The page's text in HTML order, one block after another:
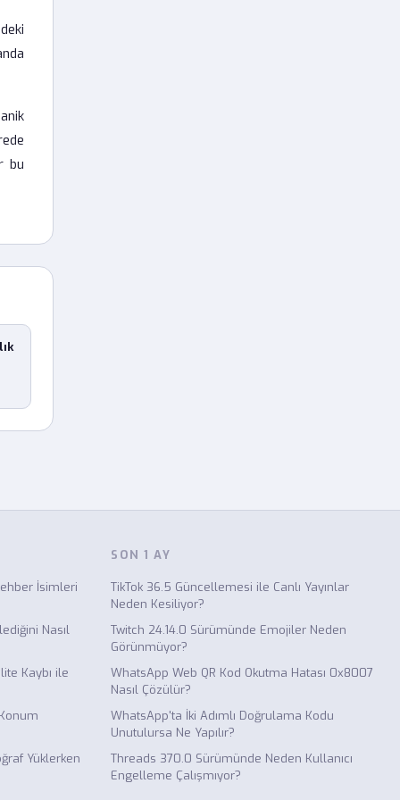
bu
İsimleri
Nasıl
Kaybı ile
Yüklerken
SON 1 AY
TikTok 36.5 Güncellemesi ile Canlı Yayınlar
Neden Kesiliyor?
Twitch 24.14.0 Sürümünde Emojiler Neden
Görünmüyor?
WhatsApp Web QR Kod Okutma Hatası 0x8007
Nasıl Çözülür?
WhatsApp'ta İki Adımlı Doğrulama Kodu
Unutulursa Ne Yapılır?
Threads 370.0 Sürümünde Neden Kullanıcı
Engelleme Çalışmıyor?